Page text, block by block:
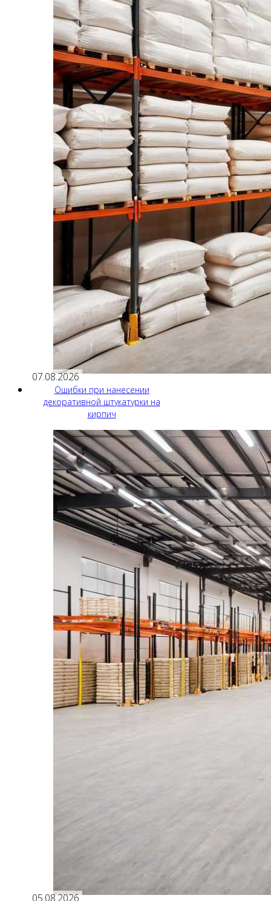
07.08.2026
Ошибки при нанесении
декоративной штукатурки на
кирпич
05.08.2026